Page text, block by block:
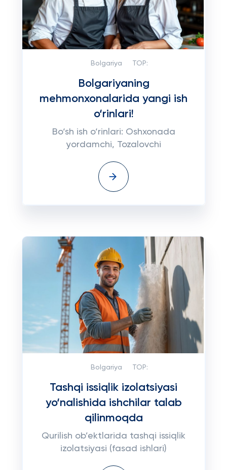
Bolgariya TOP:
Bolgariyaning
mehmonxonalarida yangi ish
o‘rinlari!
Bo‘sh ish o‘rinlari: Oshxonada
yordamchi, Tozalovchi
Bolgariya TOP:
Tashqi issiqlik izolatsiyasi
yo‘nalishida ishchilar talab
qilinmoqda
Qurilish ob’ektlarida tashqi issiqlik
izolatsiyasi (fasad ishlari)